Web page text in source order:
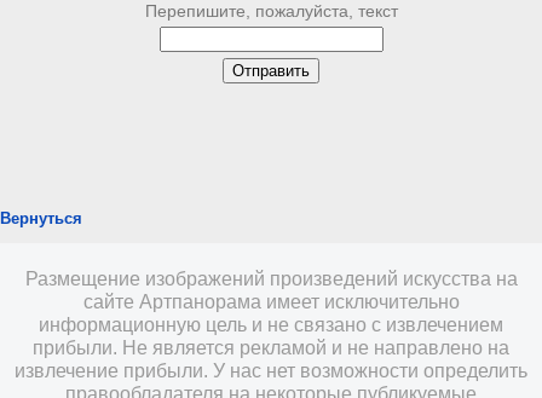
Перепишите, пожалуйста, текст
Вернуться
Размещение изображений произведений искусства на
сайте Артпанорама имеет исключительно
информационную цель и не связано с извлечением
прибыли. Не является рекламой и не направлено на
извлечение прибыли. У нас нет возможности определить
правообладателя на некоторые публикуемые